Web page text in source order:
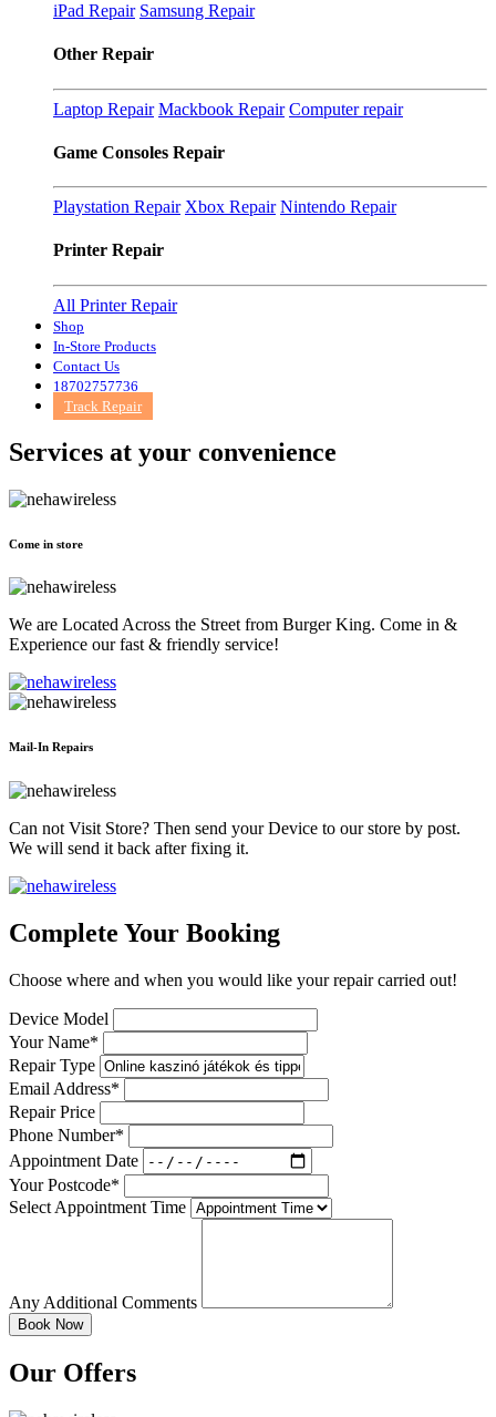
iPad Repair Samsung Repair
Other Repair
Laptop Repair Mackbook Repair Computer repair
Game Consoles Repair
Playstation Repair Xbox Repair Nintendo Repair
Printer Repair
All Printer Repair
Shop
In-Store Products
Contact Us
18702757736
Track Repair
Services at your convenience
Come in store
We are Located Across the Street from Burger King. Come in &
Experience our fast & friendly service!
Mail-In Repairs
Can not Visit Store? Then send your Device to our store by post.
We will send it back after fixing it.
Complete Your Booking
Choose where and when you would like your repair carried out!
Device Model
Your Name*
Repair Type
Email Address*
Repair Price
Phone Number*
Appointment Date
Your Postcode*
Select Appointment Time
Any Additional Comments
Our Offers